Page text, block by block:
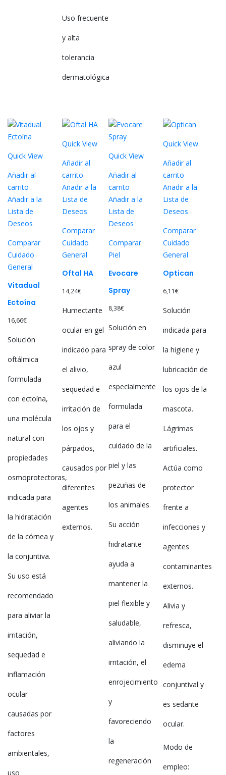
Uso frecuente
y alta
tolerancia
dermatológica
Quick View
Añadir al
carrito
Añadir a la
Lista de
Deseos
Comparar
Cuidado
General
Vitadual
Ectoína
16,66€
Solución
oftálmica
formulada
con ectoína,
una molécula
natural con
propiedades
osmoprotectoras,
indicada para
la hidratación
de la córnea y
la conjuntiva.
Su uso está
recomendado
para aliviar la
irritación,
sequedad e
inflamación
ocular
causadas por
factores
ambientales,
uso
Quick View
Añadir al
carrito
Añadir a la
Lista de
Deseos
Comparar
Cuidado
General
Oftal HA
14,24€
Humectante
ocular en gel
indicado para
el alivio,
sequedad e
irritación de
los ojos y
párpados,
causados por
diferentes
agentes
externos.
Quick View
Añadir al
carrito
Añadir a la
Lista de
Deseos
Comparar
Piel
Evocare
Spray
8,38€
Solución en
spray de color
azul
especialmente
formulada
para el
cuidado de la
piel y las
pezuñas de
los animales.
Su acción
hidratante
ayuda a
mantener la
piel flexible y
saludable,
aliviando la
irritación, el
enrojecimiento
y
favoreciendo
la
regeneración
Quick View
Añadir al
carrito
Añadir a la
Lista de
Deseos
Comparar
Cuidado
General
Optican
6,11€
Solución
indicada para
la higiene y
lubricación de
los ojos de la
mascota.
Lágrimas
artificiales.
Actúa como
protector
frente a
infecciones y
agentes
contaminantes
externos.
Alivia y
refresca,
disminuye el
edema
conjuntival y
es sedante
ocular.
Modo de
empleo: